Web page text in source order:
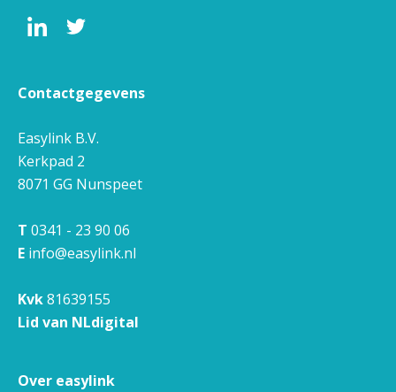
Contactgegevens
Easylink B.V.
Kerkpad 2
8071 GG Nunspeet
T 0341 - 23 90 06
E info@easylink.nl
Kvk81639155
Lid van NLdigital
Over easylink